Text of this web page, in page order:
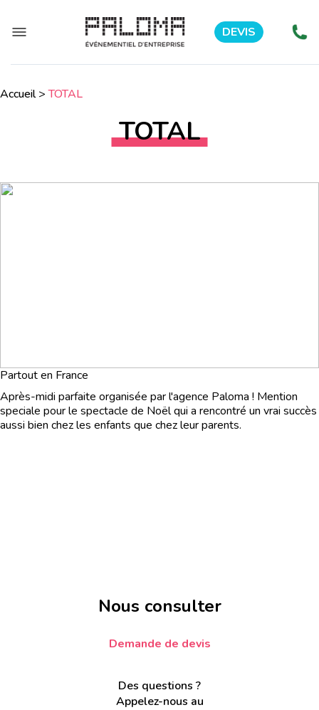
DEVIS
Accueil>TOTAL
TOTAL
Partout en France
Après-midi parfaite organisée par l'agence Paloma ! Mention
speciale pour le spectacle de Noël qui a rencontré un vrai succès
aussi bien chez les enfants que chez leur parents.
Nous consulter
Demande de devis
Des questions ?
Appelez-nous au